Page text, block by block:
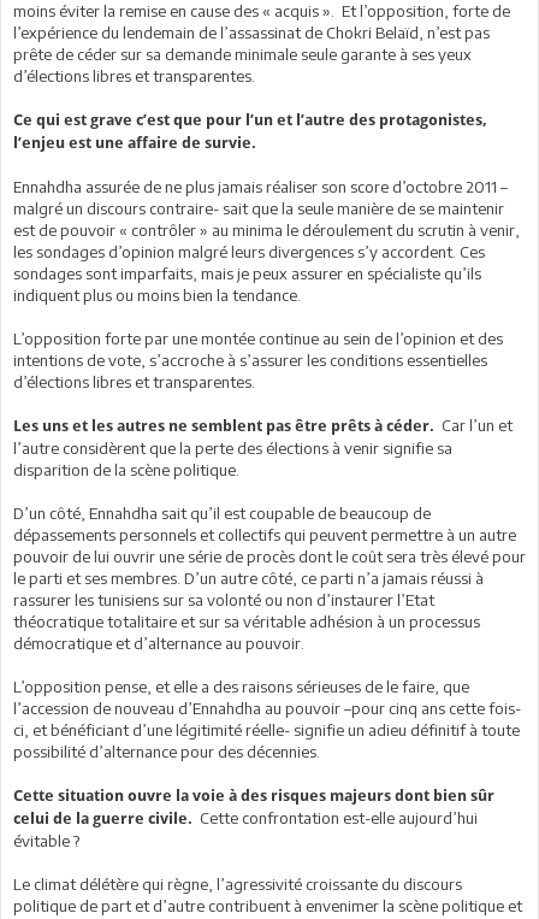
moins éviter la remise en cause des « acquis ». Et l’opposition, forte de
l’expérience du lendemain de l’assassinat de Chokri Belaïd, n’est pas
prête de céder sur sa demande minimale seule garante à ses yeux
d’élections libres et transparentes.
Ce qui est grave c’est que pour l’un et l’autre des protagonistes,
l’enjeu est une affaire de survie.
Ennahdha assurée de ne plus jamais réaliser son score d’octobre 2011 –
malgré un discours contraire- sait que la seule manière de se maintenir
est de pouvoir « contrôler » au minima le déroulement du scrutin à venir,
les sondages d’opinion malgré leurs divergences s’y accordent. Ces
sondages sont imparfaits, mais je peux assurer en spécialiste qu’ils
indiquent plus ou moins bien la tendance.
L’opposition forte par une montée continue au sein de l’opinion et des
intentions de vote, s’accroche à s’assurer les conditions essentielles
d’élections libres et transparentes.
Les uns et les autres ne semblent pas être prêts à céder. Car l’un et
l’autre considèrent que la perte des élections à venir signifie sa
disparition de la scène politique.
D’un côté, Ennahdha sait qu’il est coupable de beaucoup de
dépassements personnels et collectifs qui peuvent permettre à un autre
pouvoir de lui ouvrir une série de procès dont le coût sera très élevé pour
le parti et ses membres. D’un autre côté, ce parti n’a jamais réussi à
rassurer les tunisiens sur sa volonté ou non d’instaurer l’Etat
théocratique totalitaire et sur sa véritable adhésion à un processus
démocratique et d’alternance au pouvoir.
L’opposition pense, et elle a des raisons sérieuses de le faire, que
l’accession de nouveau d’Ennahdha au pouvoir –pour cinq ans cette fois-
ci, et bénéficiant d’une légitimité réelle- signifie un adieu définitif à toute
possibilité d’alternance pour des décennies.
Cette situation ouvre la voie à des risques majeurs dont bien sûr
celui de la guerre civile. Cette confrontation est-elle aujourd’hui
évitable ?
Le climat délétère qui règne, l’agressivité croissante du discours
politique de part et d’autre contribuent à envenimer la scène politique et